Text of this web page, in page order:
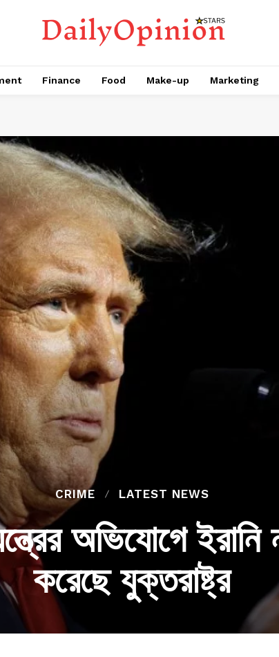
Finance Food Make-up Marketing
CRIME LATEST NEWS
অভিযোগে
করেছে যুক্তরাষ্ট্র